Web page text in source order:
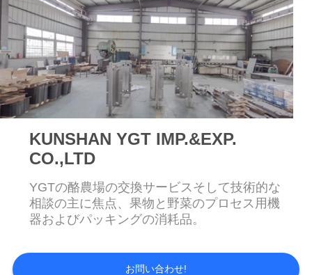
工
場
旅
行
理
KUNSHAN YGT IMP.&EXP.
CO.,LTD
YGTの酪農場の交換サービスそして技術的な
相談の主に焦点、果物と野菜のプロセス用機
器およびパッキングの消耗品。
お問い合わせ!